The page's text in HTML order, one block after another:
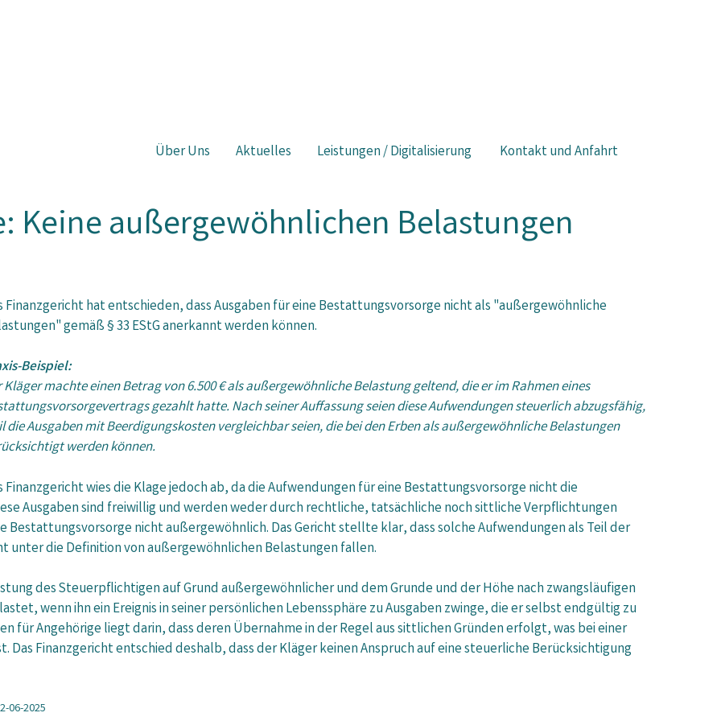
Über Uns Aktuelles Leistungen / Digitalisierung Kontakt und Anfahrt
Keine außergewöhnlichen Belastungen
Finanzgericht hat entschieden, dass Ausgaben für eine Bestattungs­vorsorge nicht als "außergewöhnliche
gemäß § 33 EStG anerkannt werden können.
Beispiel:
Kläger machte einen Betrag von 6.500 € als außer­gewöhnliche Belastung geltend, die er im Rahmen eines
gezahlt hatte. Nach seiner Auffassung seien diese Aufwendungen steuerlich abzugsfähig,
die Ausgaben mit Beerdigungs­kosten vergleichbar seien, die bei den Erben als außergewöhnliche Belastungen
werden können.
Finanzgericht wies die Klage jedoch ab, da die Aufwendungen für eine Bestattungs­vorsorge nicht die
Ausgaben sind freiwillig und werden weder durch rechtliche, tatsächliche noch sittliche Verpflichtungen
Bestattungs­vorsorge nicht außergewöhnlich. Das Gericht stellte klar, dass solche Aufwendungen als Teil der
unter die Definition von außergewöhnlichen Belastungen fallen.
des Steuerpflichtigen auf Grund außergewöhnlicher und dem Grunde und der Höhe nach zwangsläufigen
wenn ihn ein Ereignis in seiner persönlichen Lebenssphäre zu Ausgaben zwinge, die er selbst endgültig zu
für Angehörige liegt darin, dass deren Übernahme in der Regel aus sittlichen Gründen erfolgt, was bei einer
Das Finanzgericht entschied deshalb, dass der Kläger keinen Anspruch auf eine steuerliche Berücksichtigung
06-2025